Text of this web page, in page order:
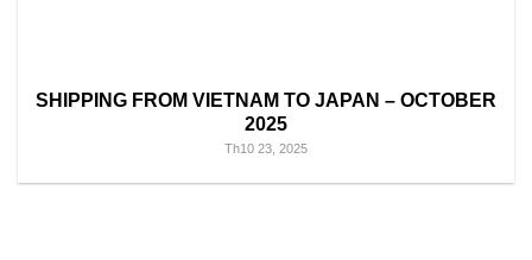
SHIPPING FROM VIETNAM TO JAPAN – OCTOBER
2025
Th10 23, 2025